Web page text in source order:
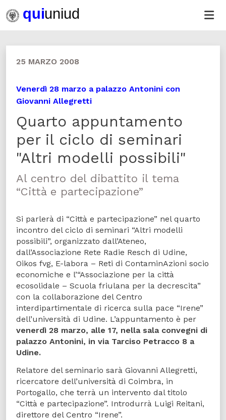
25 MARZO 2008
Venerdì 28 marzo a palazzo Antonini con
Giovanni Allegretti
Quarto appuntamento
per il ciclo di seminari
"Altri modelli possibili"
Al centro del dibattito il tema
“Città e partecipazione”
Si parlerà di “Città e partecipazione” nel quarto
incontro del ciclo di seminari “Altri modelli
possibili”, organizzato dall’Ateneo,
dall’Associazione Rete Radie Resch di Udine,
Oikos fvg, E-labora – Reti di ContaminAzioni socio
economiche e l’“Associazione per la città
ecosolidale – Scuola friulana per la decrescita”
con la collaborazione del Centro
interdipartimentale di ricerca sulla pace “Irene”
dell’università di Udine. L’appuntamento è per
venerdì 28 marzo, alle 17, nella sala convegni di
palazzo Antonini, in via Tarciso Petracco 8 a
Udine.
Relatore del seminario sarà Giovanni Allegretti,
ricercatore dell’università di Coimbra, in
Portogallo, che terrà un intervento dal titolo
“Città e partecipazione”. Introdurrà Luigi Reitani,
direttore del Centro “Irene”.